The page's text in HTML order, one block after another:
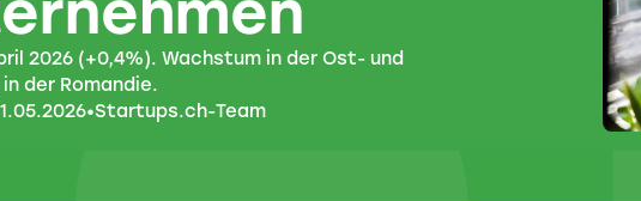
2026 (+0,4%). Wachstum in der Ost- und
der Romandie.
.05.2026•Startups.ch-Team